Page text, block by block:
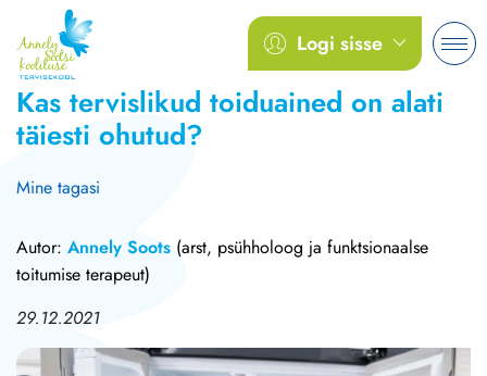
Logi sisse
Kas tervislikud toiduained on alati
täiesti ohutud?
Mine tagasi
Autor: Annely Soots (arst, psühholoog ja funktsionaalse
toitumise terapeut)
29.12.2021